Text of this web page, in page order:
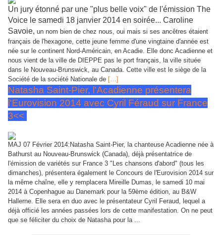
Un jury étonné par une "plus belle voix" de l'émission The
Voice le samedi 18 janvier 2014 en soirée... Caroline
Savoie, un nom bien de chez nous, oui mais si ses ancêtres étaient
français de l'hexagone, cette jeune femme d'une vingtaine d'année est
née sur le continent Nord-Américain, en Acadie. Elle donc Acadienne et
nous vient de la ville de DIEPPE pas le port français, la ville située
dans le Nouveau-Brunswick, au Canada. Cette ville est le siège de la
Société de la société Nationale de […]
Natasha Saint-Pier, l'Acadienne présentera
l'Eurovision 2014 avec Cyril Féraud sur France
3<<
MAJ 07 Février 2014:Natasha Saint-Pier, la chanteuse Acadienne née à
Bathurst au Nouveau-Brunswick (Canada), déjà présentatrice de
l'émission de variétés sur France 3 "Les chansons d'abord" (tous les
dimanches), présentera également le Concours de l'Eurovision 2014 sur
la même chaîne, elle y remplacera Mireille Dumas, le samedi 10 mai
2014 à Copenhague au Danemark pour la 59ème édition, au B&W
Hallerne. Elle sera en duo avec le présentateur Cyril Feraud, lequel a
déjà officié les années passées lors de cette manifestation. On ne peut
que se féliciter du choix de Natasha pour la ...